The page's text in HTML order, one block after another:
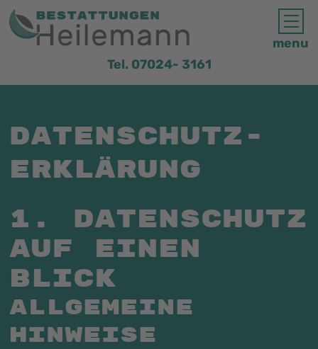
Tel. 07024- 3161
menu
Datenschutz­
erklärung
1. Datenschutz
auf einen
Blick
Allgemeine
Hinweise